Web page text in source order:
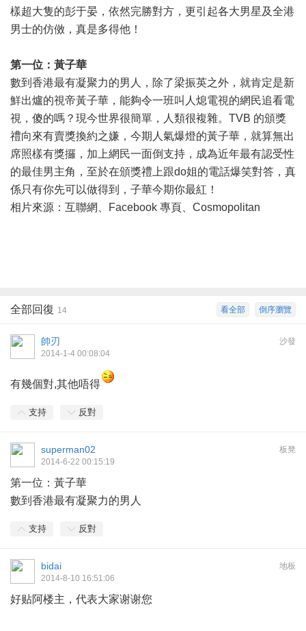
樣超大隻的彭于晏，依然完勝對方，更引起各大男星及全港
男士的仿傚，真是多得他！
第一位：黃子華
數到香港最有凝聚力的男人，除了梁振英之外，就肯定是新
鮮出爐的視帝黃子華，能夠令一班叫人熄電視的網民追看電
視，傻的嗎？現今世界很簡單，人類很複雜。TVB 的頒獎
禮向來有賣獎換約之嫌，今期人氣爆燈的黃子華，就算無出
席照樣有獎攞，加上網民一面倒支持，成為近年最有認受性
的最佳男主角，至於在頒獎禮上跟do姐的電話爆笑對答，真
係只有你先可以做得到，子華今期你最紅！
相片來源：互聯網、Facebook 專頁、Cosmopolitan
倒序瀏覽
看全部
全部回復 14
沙發
帥刃
2014-1-4 00:08:04
有幾個對,其他唔得
支持 反對
板凳
superman02
2014-6-22 00:15:19
第一位：黃子華
數到香港最有凝聚力的男人
支持 反對
地板
bidai
2014-8-10 16:51:06
好贴阿楼主，代表大家谢谢您